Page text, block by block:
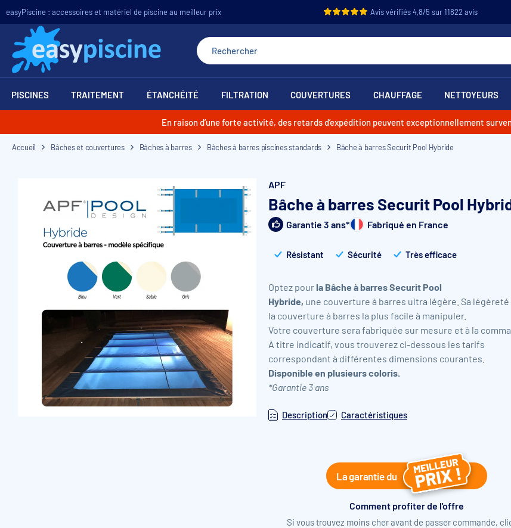
easyPiscine : accessoires et matériel de piscine au meilleur prix Avis vérifiés 4,8/5 sur 11822 avis
PISCINES TRAITEMENT ÉTANCHÉITÉ FILTRATION COUVERTURES CHAUFFAGE NETTOYEURS
En raison d’une forte activité, des retards d’expédition peuvent exceptionnellement
Accueil Bâches et couvertures Bâches à barres Bâches à barres piscines standards Bâche à barres Securit Pool Hybride
APF
Bâche à barres Securit Pool
Garantie 3 ans* Fabriqué en France
Résistant Sécurité Très efficace
Optez pourla Bâche à barres Securit Pool
Hybride, une couverture à barres ultra légère. Sa
la couverture à barres la plus facile à manipuler.
Votre couverture sera fabriquée sur mesure et à la
A titre indicatif, vous trouverez ci-dessous les tarifs
correspondant à différentes dimensions courantes.
Disponible en plusieurs coloris.
*Garantie 3 ans
Description Caractéristiques
La garantie du
Comment profiter de l'offre
Si vous trouvez moins cher avant de passer commande,